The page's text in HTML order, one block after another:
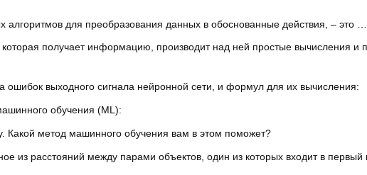
для преобразования данных в обоснованные действия, – это
получает информацию, производит над ней простые вычисления и
ошибок выходного сигнала нейронной сети, и формул для их вычисления:
обучения (ML):
Какой метод машинного обучения вам в этом поможет?
из расстояний между парами объектов, один из которых входит в первый